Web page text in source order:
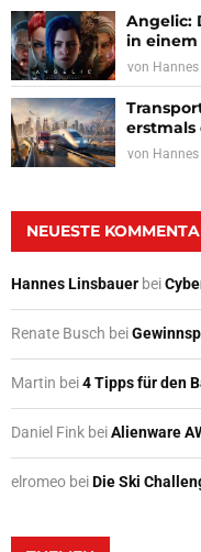
Angelic:
in einem
von
von
NEUESTE
Hannes Linsbauer bei
Renate Busch bei
Martin bei4 Tipps für den
Daniel Fink beiAlienware
elromeo beiDie Ski